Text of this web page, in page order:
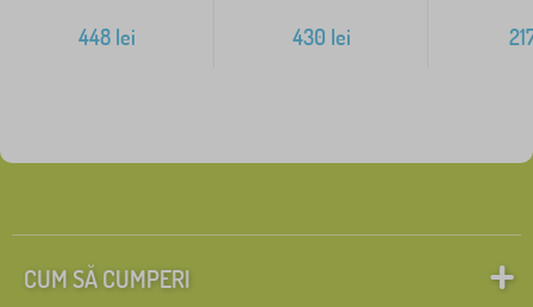
448 lei 430 lei
CUM SĂ CUMPERI